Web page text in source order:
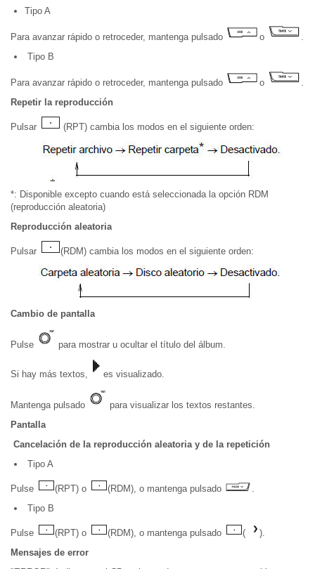
Tipo A
Para avanzar rápido o retroceder, mantenga pulsado o
.
Tipo B
Para avanzar rápido o retroceder, mantenga pulsado o
.
Repetir la reproducción
Pulsar (RPT) cambia los modos en el siguiente orden:
*: Disponible excepto cuando está seleccionada la opción RDM
(reproducción aleatoria)
Reproducción aleatoria
Pulsar (RDM) cambia los modos en el siguiente orden:
Cambio de pantalla
Pulse para mostrar u ocultar el título del álbum.
Si hay más textos, es visualizado.
Mantenga pulsado
para visualizar los textos restantes.
Pantalla
Cancelación de la reproducción aleatoria y de la repetición
Tipo A
Pulse (RPT) o (RDM), o mantenga pulsado
.
Tipo B
Pulse (RPT) o (RDM), o mantenga pulsado (
).
Mensajes de error